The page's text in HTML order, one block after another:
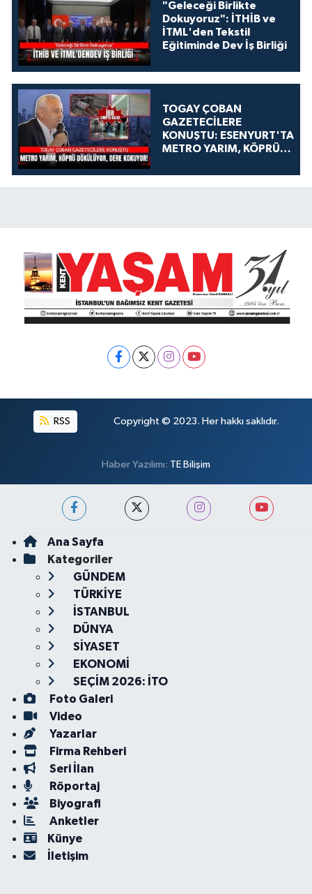
"Geleceği Birlikte
Dokuyoruz": İTHİB ve
İTML'den Tekstil
Eğitiminde Dev İş Birliği
TOGAY ÇOBAN
GAZETECİLERE
KONUŞTU: ESENYURT'TA
METRO YARIM, KÖPRÜ
KOKUYOR!
RSS Copyright © 2023. Her hakkı saklıdır.
Haber Yazılımı: TE Bilişim
Ana Sayfa
Kategoriler
GÜNDEM
TÜRKİYE
İSTANBUL
DÜNYA
SİYASET
EKONOMİ
SEÇİM 2026: İTO
Foto Galeri
Video
Yazarlar
Firma Rehberi
Seri İlan
Röportaj
Biyografi
Anketler
Künye
İletişim